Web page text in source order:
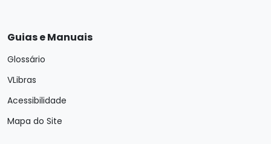
Guias e Manuais
Glossário
VLibras
Acessibilidade
Mapa do Site